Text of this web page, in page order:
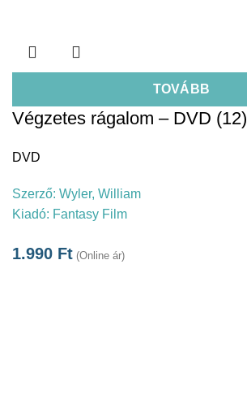
TOVÁBB
Végzetes rágalom – DVD (12)
DVD
Szerző: Wyler, William
Kiadó: Fantasy Film
1.990 Ft (Online ár)